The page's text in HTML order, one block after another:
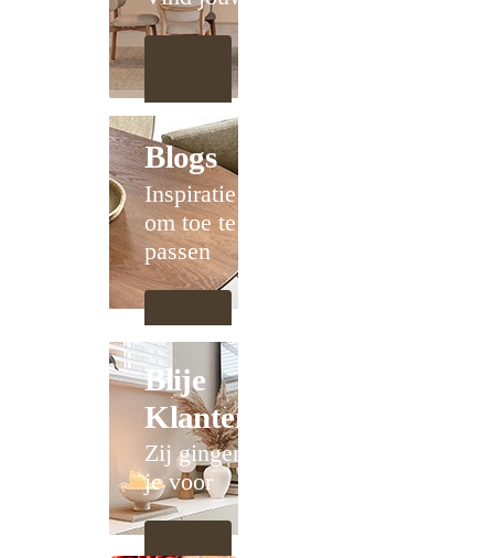
Blogs
Inspiratie
om toe te
passen
Blije
Klanten
Zij gingen
je voor